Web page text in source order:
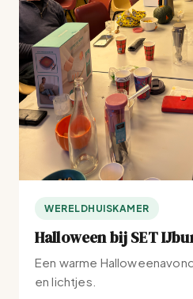
WERELDHUISKAMER
Halloween bij SET
Een warme
en lichtjes.